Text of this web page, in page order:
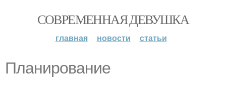
СОВРЕМЕННАЯ ДЕВУШКА
главная новости статьи
Планирование